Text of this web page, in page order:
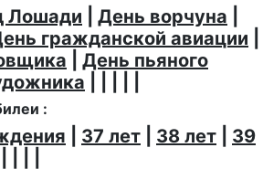
Лошади День ворчуна
гражданской авиации
День пьяного
:
37 лет 38 лет
39